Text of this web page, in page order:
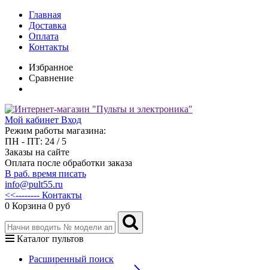
Главная
Доставка
Оплата
Контакты
Избранное
Сравнение
Мой кабинет Вход
Режим работы магазина:
ПН - ПТ: 24 / 5
Заказы на сайте
Оплата после обработки заказа
В раб. время писать
info@pult55.ru
<<-------- Контакты
0 Корзина 0 руб
Каталог пультов
Расширенный поиск